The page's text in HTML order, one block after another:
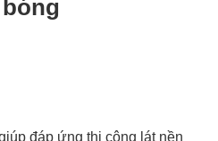
đáp ứng thi công lát nền